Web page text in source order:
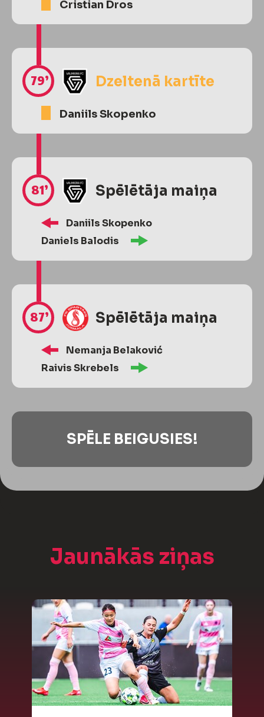
Cristian Dros
79’ Dzeltenā kartīte
Daniils Skopenko
81’ Spēlētāja maiņa
Daniils Skopenko
Daniels Balodis
87’ Spēlētāja maiņa
Nemanja Belaković
Raivis Skrebels
SPĒLE BEIGUSIES!
Jaunākās ziņas